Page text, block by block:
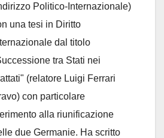
Politico-Internazionale)
una tesi in Diritto
dal titolo
tra Stati nei
(relatore Luigi Ferrari
con particolare
alla riunificazione
due Germanie. Ha scritto